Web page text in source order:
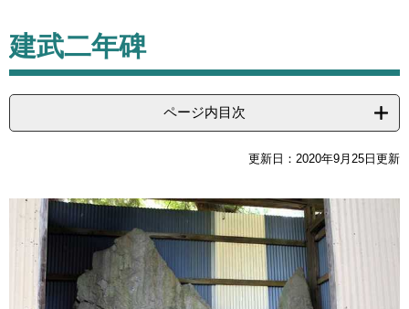
文
建武二年碑
ページ内目次
更新日：2020年9月25日更新